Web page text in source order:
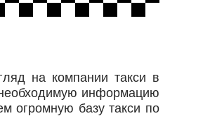
на компании такси в
информацию
огромную базу такси по